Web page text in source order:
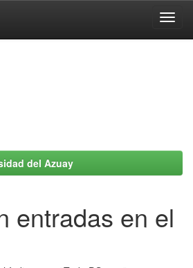
del Azuay
entradas en el